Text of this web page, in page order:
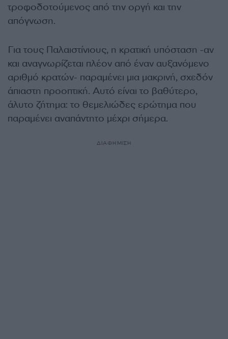
τροφοδοτούμενος από την οργή και την
απόγνωση.
Για τους Παλαιστίνιους, η κρατική υπόσταση -αν
και αναγνωρίζεται πλέον από έναν αυξανόμενο
αριθμό κρατών- παραμένει μια μακρινή, σχεδόν
άπιαστη προοπτική. Αυτό είναι το βαθύτερο,
άλυτο ζήτημα: το θεμελιώδες ερώτημα που
παραμένει αναπάντητο μέχρι σήμερα.
ΔΙΑΦΗΜΙΣΗ